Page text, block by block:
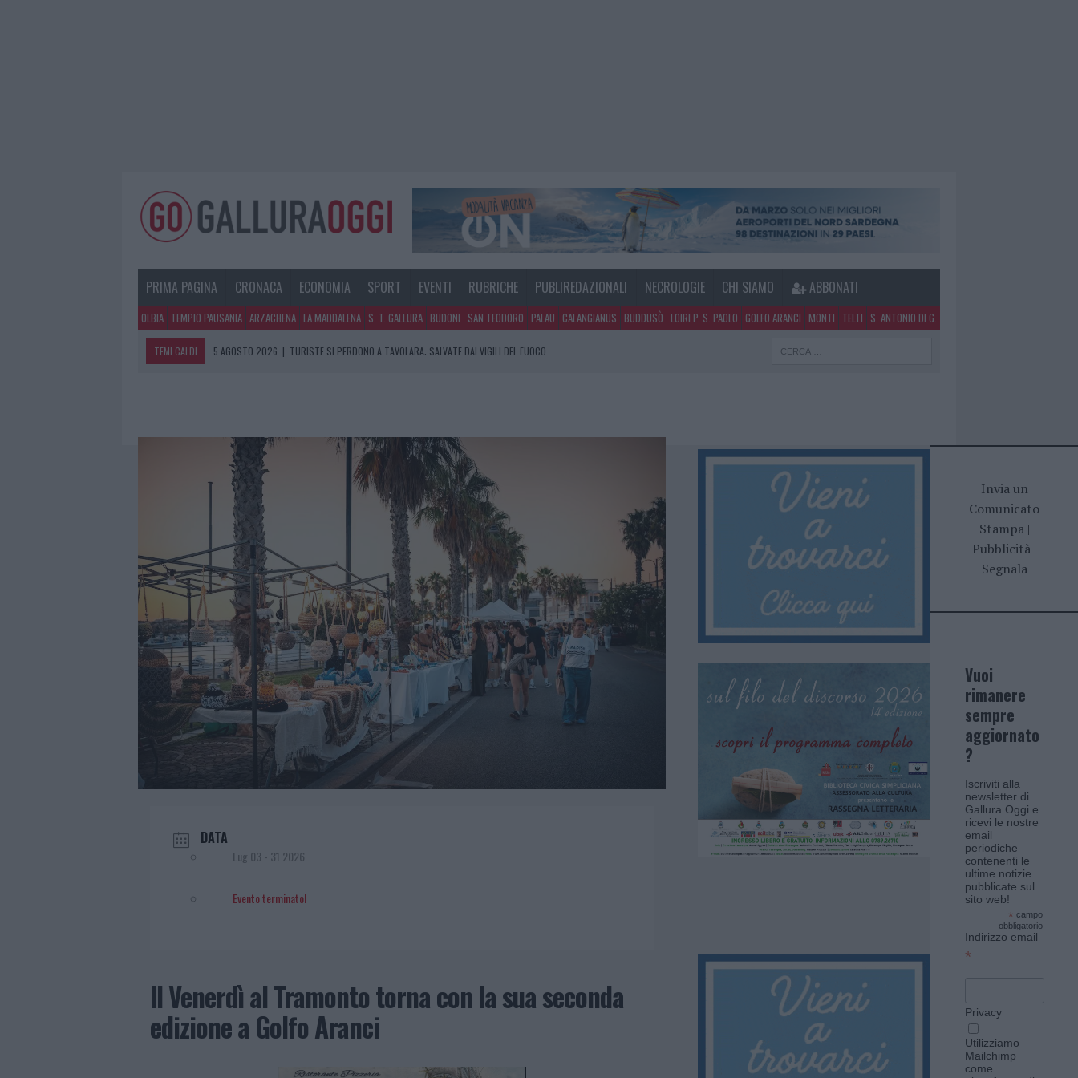
PRIMA PAGINA CRONACA ECONOMIA SPORT EVENTI RUBRICHE PUBLIREDAZIONALI NECROLOGIE CHI SIAMO ABBONATI
OLBIA TEMPIO PAUSANIA ARZACHENA LA MADDALENA S. T. GALLURA BUDONI SAN TEODORO PALAU CALANGIANUS BUDDUSÒ LOIRI P. S. PAOLO GOLFO ARANCI MONTI TELTI S. ANTONIO DI G.
TEMI CALDI 5 AGOSTO 2026 | TURISTE SI PERDONO A TAVOLARA: SALVATE DAI VIGILI DEL FUOCO
ESCE DI STRADA CON L’AUTO AD ARZACHENA: FERITO IL CONDUCENTE
DATA
Lug 03 - 31 2026
Evento terminato!
Il Venerdì al Tramonto torna con la sua seconda
edizione a Golfo Aranci
Invia un
Comunicato
Stampa|
Pubblicità |
Segnala
Vuoi
rimanere
sempre
aggiornato
?
Iscriviti alla
newsletter di
Gallura Oggi e
ricevi le nostre
email
periodiche
contenenti le
ultime notizie
pubblicate sul
sito web!
* campo
obbligatorio
Indirizzo email
*
Privacy
Utilizziamo
Mailchimp
come